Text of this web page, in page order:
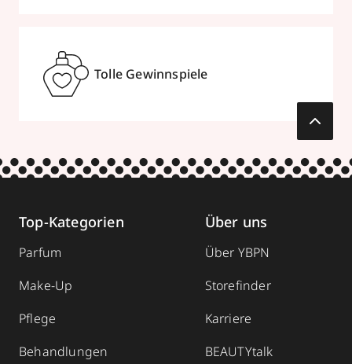
Tolle Gewinnspiele
Top-Kategorien
Parfum
Make-Up
Pflege
Behandlungen
Über uns
Über YBPN
Storefinder
Karriere
BEAUTYtalk